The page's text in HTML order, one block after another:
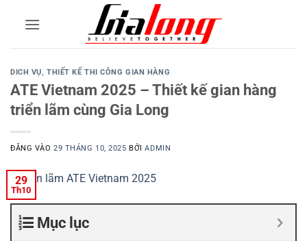
DICH VỤ,THIẾT KẾ THI CÔNG GIAN HÀNG
ATE Vietnam 2025 – Thiết kế gian hàng
triển lãm cùng Gia Long
ĐĂNG VÀO29 THÁNG 10, 2025 BỞIADMIN
29
Th10
Mục lục